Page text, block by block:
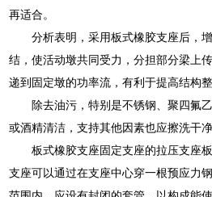
再适合。
分析表明，采用板式橡胶支座后，
结，使活动墩共同受力，分担部分梁上
递到固定墩的功率流，有利于提高结构
除去油污，特别是不锈钢、聚四氟
或酒精清洁，支持其他因素也应擦洗干
板式橡胶支座固定支座的拉压支座
支座可以通过在支座中心穿一根预应力